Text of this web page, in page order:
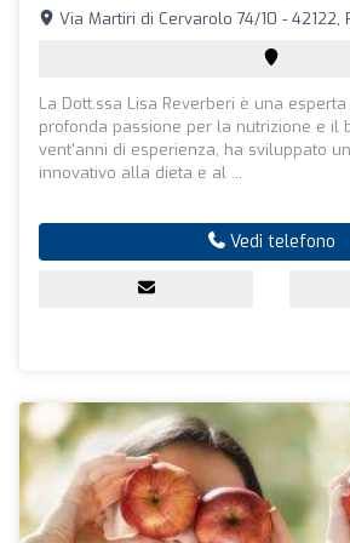
Via Martiri di Cervarolo 74/10 - 42122,
La Dott.ssa Lisa Reverberi è una
profonda passione per la nutrizione e il
vent'anni di esperienza, ha sviluppato
innovativo alla dieta e al ...
Vedi telefono